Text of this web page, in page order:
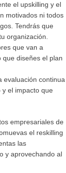
el upskilling y el
motivados ni todos
Tendrás que
organización.
que van a
diseñes el plan
evaluación continua
el impacto que
empresariales de
el reskilling
las
y aprovechando al